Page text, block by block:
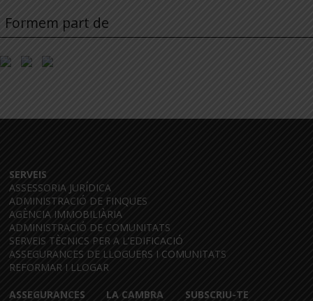
Formem part de
SERVEIS
ASSESSORIA JURÍDICA
ADMINISTRACIÓ DE FINQUES
AGÈNCIA IMMOBILIÀRIA
ADMINISTRACIÓ DE COMUNITATS
SERVEIS TÈCNICS PER A L’EDIFICACIÓ
ASSEGURANCES DE LLOGUERS I COMUNITATS
REFORMAR I LLOGAR
ASSEGURANCES
LA CAMBRA
SUBSCRIU-TE